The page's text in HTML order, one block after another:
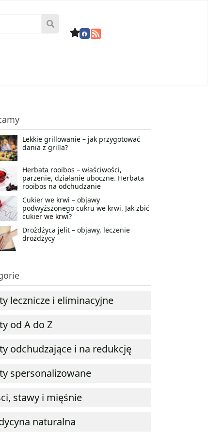
Lekkie grillowanie – jak przygotować
dania z grilla?
Herbata rooibos – właściwości,
parzenie, działanie uboczne. Herbata
rooibos na odchudzanie
Cukier we krwi – objawy
podwyższonego cukru we krwi. Jak zbić
cukier we krwi?
Drożdżyca jelit – objawy, leczenie
drożdżycy
lecznicze i eliminacyjne
od A do Z
odchudzające i na redukcję
spersonalizowane
stawy i mięśnie
naturalna